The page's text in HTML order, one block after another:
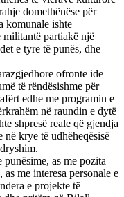
domethënëse për
komunale ishte
militantë partiakë një
e tyre të punës, dhe
ofronte ide
të rëndësishme për
edhe me programin e
në raundin e dytë
shpresë reale që gjendja
në krye të udhëheqësisë
as me pozita
me interesa personale e
e projekte të